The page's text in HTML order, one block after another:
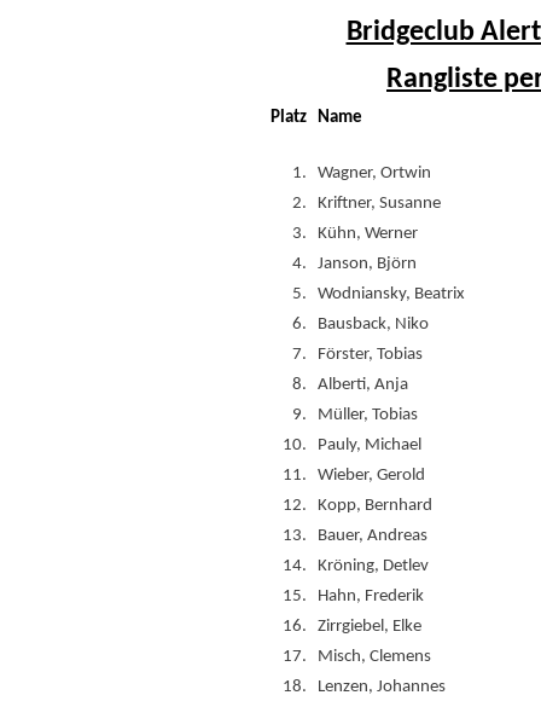
Bridgeclub
Rangliste
Platz Name
1.
Wagner, Ortwin
2.
Kriftner, Susanne
3.
Kühn, Werner
4.
Janson, Björn
5.
Wodniansky, Beatrix
6.
Bausback, Niko
7.
Förster, Tobias
8.
Alberti, Anja
9.
Müller, Tobias
10.
Pauly, Michael
11.
Wieber, Gerold
12.
Kopp, Bernhard
13.
Bauer, Andreas
14.
Kröning, Detlev
15.
Hahn, Frederik
16.
Zirrgiebel, Elke
17.
Misch, Clemens
18.
Lenzen, Johannes